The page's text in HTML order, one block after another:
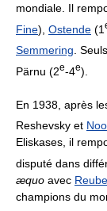
mondiale. Il
Fine), Ostende (1
Semmering .
Pärnu (2e-4e).
En 1938, après
Reshevsky et
Eliskases, il
disputé dans
æquo avec
champions du